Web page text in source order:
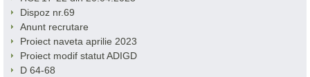
Dispoz nr.69
Anunt recrutare
Proiect naveta aprilie 2023
Proiect modif statut ADIGD
D 64-68